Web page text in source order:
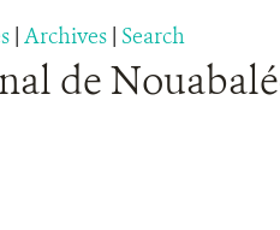
| Archives | Search
de